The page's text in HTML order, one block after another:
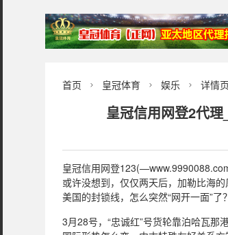
首页  皇冠体育  娱乐  详情页
皇冠信用网登2代
皇冠信用网登
或许没想到，仅仅两天后，加勒比海
美国的封锁线，怎么突然“网开一面”了？
3月28号，“忠诚红”号货轮靠泊哈瓦